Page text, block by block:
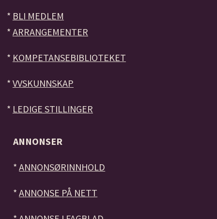
* BLI MEDLEM
* ARRANGEMENTER
* KOMPETANSEBIBLIOTEKET
* VVSKUNNSKAP
* LEDIGE STILLINGER
ANNONSER
*ANNONSØRINNHOLD
*ANNONSE PÅ NETT